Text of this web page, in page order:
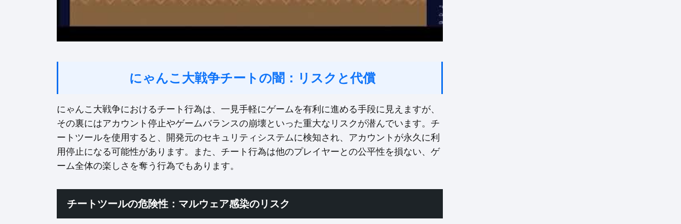
にゃんこ大戦争チートの闇：リスクと代償
にゃんこ大戦争におけるチート行為は、一見手軽にゲームを有利に進める手段に見えますが、
その裏にはアカウント停止やゲームバランスの崩壊といった重大なリスクが潜んでいます。チ
ートツールを使用すると、開発元のセキュリティシステムに検知され、アカウントが永久に利
用停止になる可能性があります。また、チート行為は他のプレイヤーとの公平性を損ない、ゲ
ーム全体の楽しさを奪う行為でもあります。
チートツールの危険性：マルウェア感染のリスク